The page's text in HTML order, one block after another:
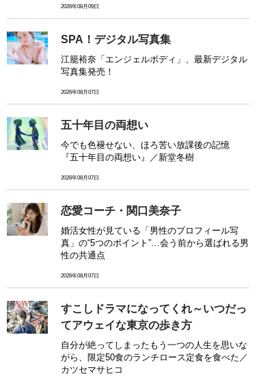
2026年08月09日
SPA！デジタル写真集
江籠裕奈「エンジェルボディ」、最新デジタル
写真集発売！
2026年08月07日
五十年目の両想い
今でも色褪せない、ほろ苦い放課後の記憶
『五十年目の両想い』／新堂冬樹
2026年08月07日
恋愛コーチ・関口美奈子
婚活女性が見ている「男性のプロフィール写
真」の“5つのポイント”…会う前から選ばれる男
性の共通点
2026年08月07日
すこしドラマになってくれ～いつだっ
てアウェイな東京の歩き方
自分が絶ってしまったもう一つの人生を思いな
がら、限定50食のランチロース定食を食べた／
カツセマサヒコ